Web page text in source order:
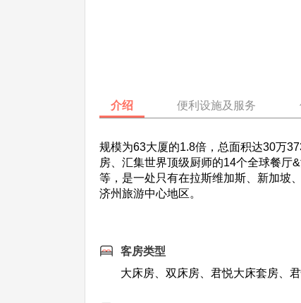
介绍 便利设施及服务
规模为63大厦的1.8倍，总面积达30万
房、汇集世界顶级厨师的14个全球餐厅
等，是一处只有在拉斯维加斯、新加坡
济州旅游中心地区。
客房类型
大床房、双床房、君悦大床套房、